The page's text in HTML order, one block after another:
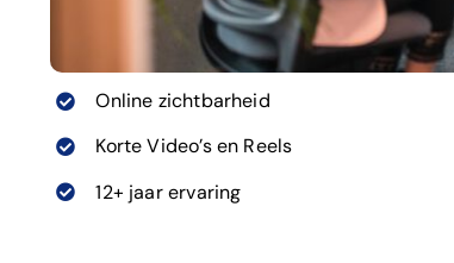
Online zichtbarheid
Korte Video’s en Reels
12+ jaar ervaring